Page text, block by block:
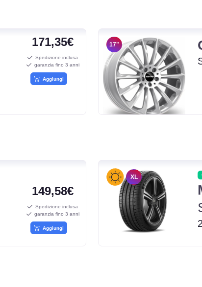
171,35€
Spedizione inclusa
garanzia fino 3 anni
Aggiungi
17"
149,58€
Spedizione inclusa
garanzia fino 3 anni
Aggiungi
XL